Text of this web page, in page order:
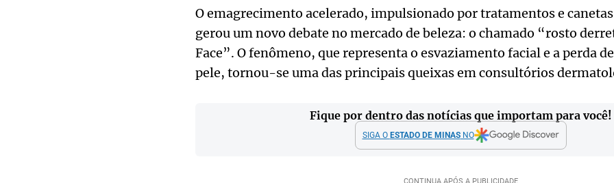
O emagrecimento acelerado, impulsionado por tratamentos e
gerou um novo debate no mercado de beleza: o chamado “rosto
Face”. O fenômeno, que representa o esvaziamento facial e a perda
pele, tornou-se uma das principais queixas em consultórios
Fique por dentro das notícias que importam para você!
SIGA O ESTADO DE MINASNO